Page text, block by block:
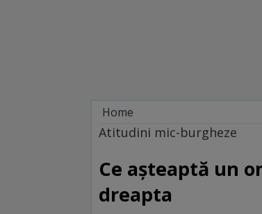
Home
Oameni si idei
Atitudini mic-burgheze
Ce aşteaptă un
dreapta